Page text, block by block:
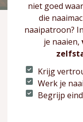
niet goed
die
naaipatroon?
je naaien,
Krijg
Werk je
Begrijp